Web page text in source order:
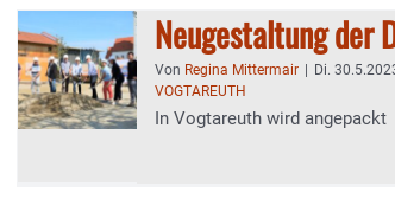
Neugestaltung der
Von Regina Mittermair Di.
VOGTAREUTH
In Vogtareuth wird angepackt